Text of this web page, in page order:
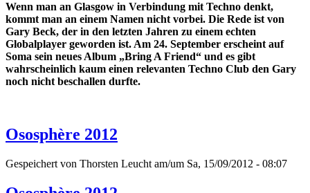
Wenn man an Glasgow in Verbindung mit Techno denkt,
kommt man an einem Namen nicht vorbei. Die Rede ist von
Gary Beck, der in den letzten Jahren zu einem echten
Globalplayer geworden ist. Am 24. September erscheint auf
Soma sein neues Album „Bring A Friend“ und es gibt
wahrscheinlich kaum einen relevanten Techno Club den Gary
noch nicht beschallen durfte.
Ososphère 2012
Gespeichert von Thorsten Leucht am/um Sa, 15/09/2012 - 08:07